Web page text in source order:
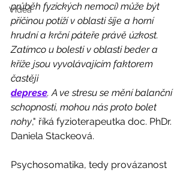
Videa
průběh fyzických nemocí) může být
příčinou potíží v oblasti šíje a horní
hrudní a krční páteře právě úzkost.
Zatímco u bolesti v oblasti beder a
kříže jsou vyvolávajícím faktorem
častěji
deprese. A ve stresu se mění balanční
schopnosti, mohou nás proto bolet
nohy," říká fyzioterapeutka doc. PhDr.
Daniela Stackeová.
Psychosomatika, tedy provázanost